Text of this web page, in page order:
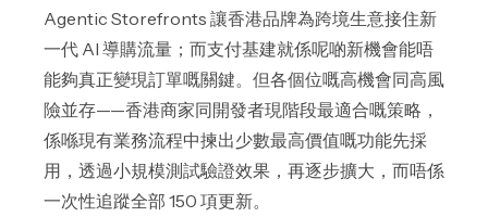
Agentic Storefronts 讓香港品牌為跨境生意接住新
一代 AI 導購流量；而支付基建就係呢啲新機會能唔
能夠真正變現訂單嘅關鍵。但各個位嘅高機會同高風
險並存——香港商家同開發者現階段最適合嘅策略，
係喺現有業務流程中揀出少數最高價值嘅功能先採
用，透過小規模測試驗證效果，再逐步擴大，而唔係
一次性追蹤全部 150 項更新。